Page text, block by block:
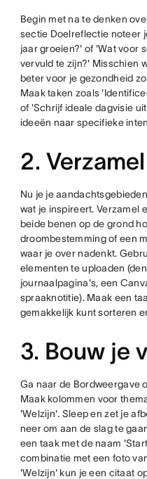
Begin met na te denken
sectie Doelreflectie noteer
jaar groeien?' of 'Wat voor
vervuld te zijn?' Misschien
beter voor je gezondheid
Maak taken zoals
of 'Schrijf ideale dagvisie
ideeën naar specifieke
2.
Nu je je
wat je inspireert. Verzamel
beide benen op de grond
droombestemming of een
waar je over nadenkt.
elementen te uploaden
journaalpagina's, een
spraaknotitie). Maak een
gemakkelijk kunt sorteren
3. Bouw je
Ga naar de Bordweergave
Maak kolommen voor
'Welzijn'. Sleep en zet je
neer om aan de slag te
een taak met de naam
combinatie met een foto
'Welzijn' kun je een citaat